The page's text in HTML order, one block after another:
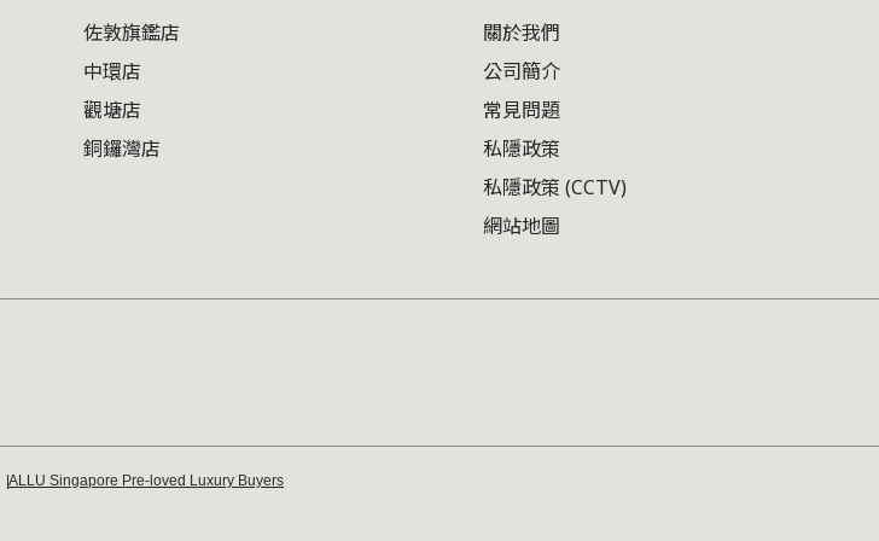
佐敦旗鑑店
中環店
觀塘店
銅鑼灣店
關於我們
公司簡介
常見問題
私隱政策
私隱政策 (CCTV)
網站地圖
ALLU Singapore Pre-loved Luxury Buyers